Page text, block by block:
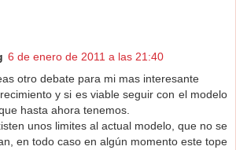
6 de enero de 2011 a las 21:40
otro debate para mi mas interesante
y si es viable seguir con el modelo
hasta ahora tenemos.
unos limites al actual modelo, que no se
en todo caso en algún momento este tope